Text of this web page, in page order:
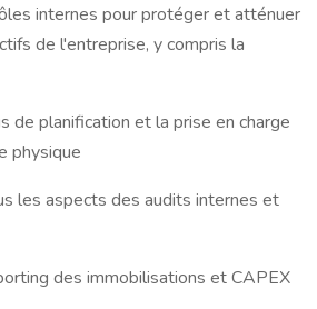
internes pour protéger et atténuer
de l'entreprise, y compris la
de planification et la prise en charge
physique
les aspects des audits internes et
des immobilisations et CAPEX